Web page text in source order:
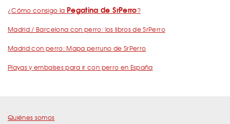
¿Cómo consigo la Pegatina de SrPerro?
Madrid / Barcelona con perro: los libros de SrPerro
Madrid con perro: Mapa perruno de SrPerro
Playas y embalses para ir con perro en España
Quiénes somos